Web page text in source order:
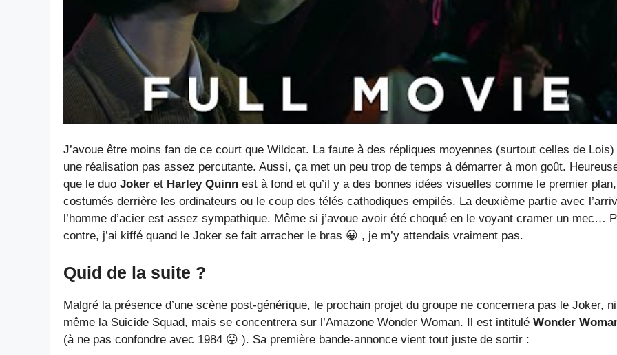
J’avoue être moins fan de ce court que Wildcat. La faute à des répliques moyennes (surtout celles de Lois)
une réalisation pas assez percutante. Aussi, ça met un peu trop de temps à démarrer à mon goût.
que le duo Joker et Harley Quinn est à fond et qu’il y a des bonnes idées visuelles comme le premier
costumés derrière les ordinateurs ou le coup des télés cathodiques empilés. La deuxième partie avec
l’homme d’acier est assez sympathique. Même si j’avoue avoir été choqué en le voyant cramer un mec…
contre, j’ai kiffé quand le Joker se fait arracher le bras 😀 , je m’y attendais vraiment pas.
Quid de la suite ?
Malgré la présence d’une scène post-générique, le prochain projet du groupe ne concernera pas le Joker, ni
même la Suicide Squad, mais se concentrera sur l’Amazone Wonder Woman. Il est intitulé Wonder
(à ne pas confondre avec 1984 😛 ). Sa première bande-annonce vient tout juste de sortir :